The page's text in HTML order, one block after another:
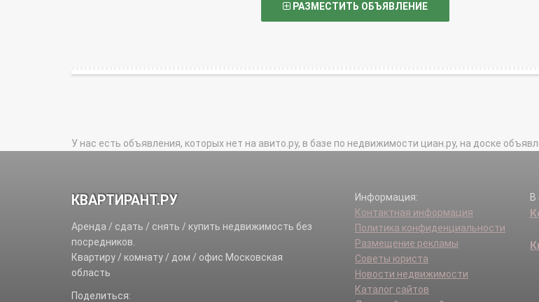
РАЗМЕСТИТЬ ОБЪЯВЛЕНИЕ
У нас есть объявления, которых нет на авито.ру, в базе по недвижимости циан.ру, на доске
КВАРТИРАНТ.РУ
Аренда / сдать / снять / купить недвижимость без
посредников.
Квартиру / комнату / дом / офис Московская
область
Поделиться:
Информация:
Контактная информация
Политика конфиденциальности
Размещение рекламы
Советы юриста
Новости недвижимости
Каталог сайтов
В